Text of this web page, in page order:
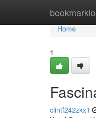
Home
Home
1
clintf242zkx1